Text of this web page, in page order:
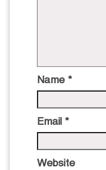
Name *
Email *
Website